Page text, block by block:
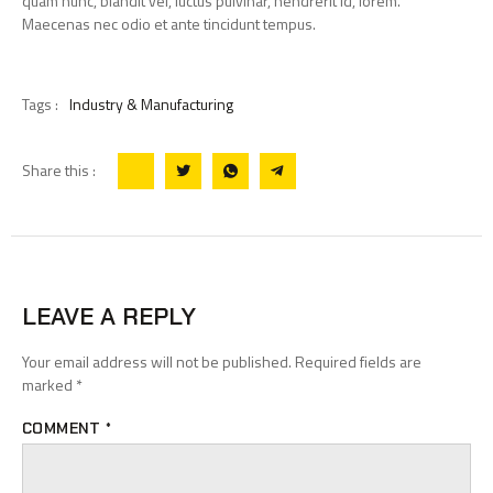
Maecenas nec odio et ante tincidunt tempus.
Tags : Industry & Manufacturing
Share this :
LEAVE A REPLY
Your email address will not be published. Required fields are
marked *
COMMENT*